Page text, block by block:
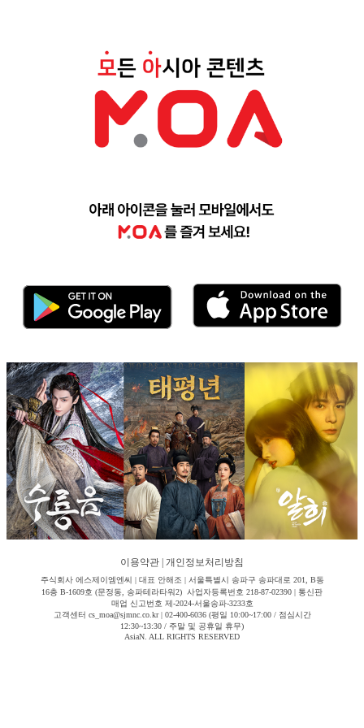
이용약관 개인정보처리방침
주식회사 에스제이엠엔씨 | 대표 안해조 | 서울특별시 송파구 송파대로 201, B동
16층 B-1609호 (문정동, 송파테라타워2) 사업자등록번호 218-87-02390 | 통신판
매업 신고번호 제-2024-서울송파-3233호
고객센터 cs_moa@sjmnc.co.kr | 02-400-6036 (평일 10:00~17:00 / 점심시간
12:30~13:30 / 주말 및 공휴일 휴무)
AsiaN. ALL RIGHTS RESERVED